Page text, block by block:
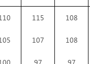
115
107
108
108